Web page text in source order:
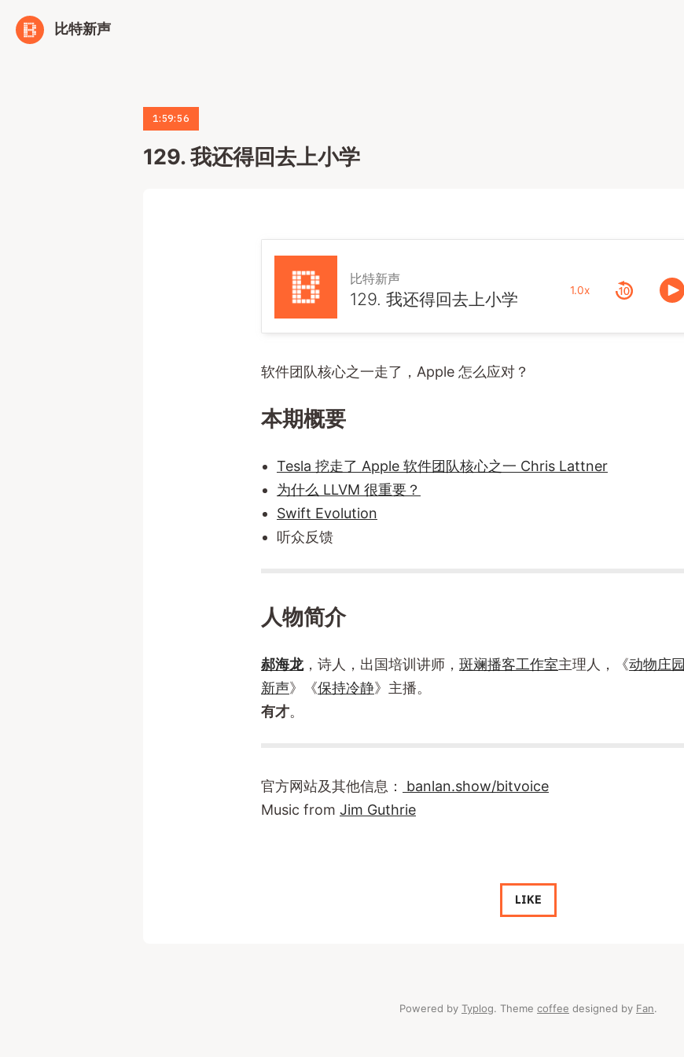
比特新声
1:59:56
129. 我还得回去上小学
比特新声
129. 我还得回去上小学 1.0x
软件团队核心之一走了，Apple 怎么应对？
本期概要
Tesla 挖走了 Apple 软件团队核心之一 Chris Lattner
为什么 LLVM 很重要？
Swift Evolution
听众反馈
人物简介
郝海龙，诗人，出国培训讲师， 斑斓播客工作室主理人，《动物庄园
新声》《保持冷静》主播。
有才。
官方网站及其他信息：
banlan.show/bitvoice
Music from Jim Guthrie
LIKE
Powered by Typlog. Theme coffee designed by Fan.